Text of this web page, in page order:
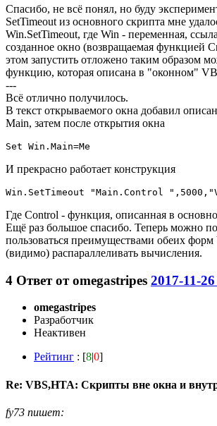
Спасибо, не всё понял, но буду
SetTimeout из основного скрипта мне
Win.SetTimeout, где Win - переменная,
созданное окно (возвращаемая функцией
этом запустить отложено таким образом
функцию, которая описана в "оконном"
---
Всё отлично получилось.
В текст открываемого окна добавил
Main, затем после открытия окна
Set Win.Main=Me
И прекрасно работает конструкция
Win.SetTimeout "Main.Control
Где Control - функция, описанная в
Ещё раз большое спасибо. Теперь можно
пользоваться преимуществами обеих
(видимо) распараллеливать вычисления.
4 Ответ отomegastripes 2017-11-
omegastripes
Разработчик
Неактивен
Рейтинг : [8|0]
Re: VBS,HTA: Скрипты вне окна и
fy73 пишет: